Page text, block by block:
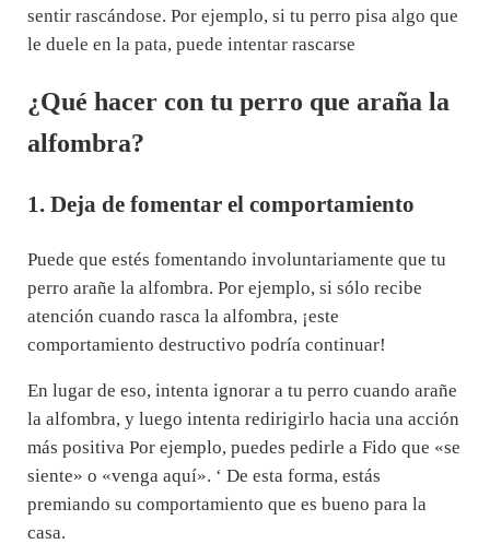
sentir rascándose. Por ejemplo, si tu perro pisa algo que
le duele en la pata, puede intentar rascarse
¿Qué hacer con tu perro que araña la
alfombra?
1. Deja de fomentar el comportamiento
Puede que estés fomentando involuntariamente que tu
perro arañe la alfombra. Por ejemplo, si sólo recibe
atención cuando rasca la alfombra, ¡este
comportamiento destructivo podría continuar!
En lugar de eso, intenta ignorar a tu perro cuando arañe
la alfombra, y luego intenta redirigirlo hacia una acción
más positiva Por ejemplo, puedes pedirle a Fido que «se
siente» o «venga aquí». ‘ De esta forma, estás
premiando su comportamiento que es bueno para la
casa.